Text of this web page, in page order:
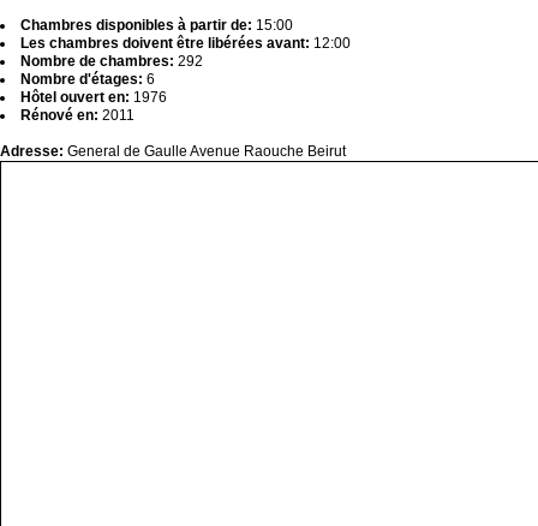
Chambres disponibles à partir de: 15:00
Les chambres doivent être libérées avant: 12:00
Nombre de chambres: 292
Nombre d'étages: 6
Hôtel ouvert en: 1976
Rénové en: 2011
Adresse: General de Gaulle Avenue Raouche Beirut